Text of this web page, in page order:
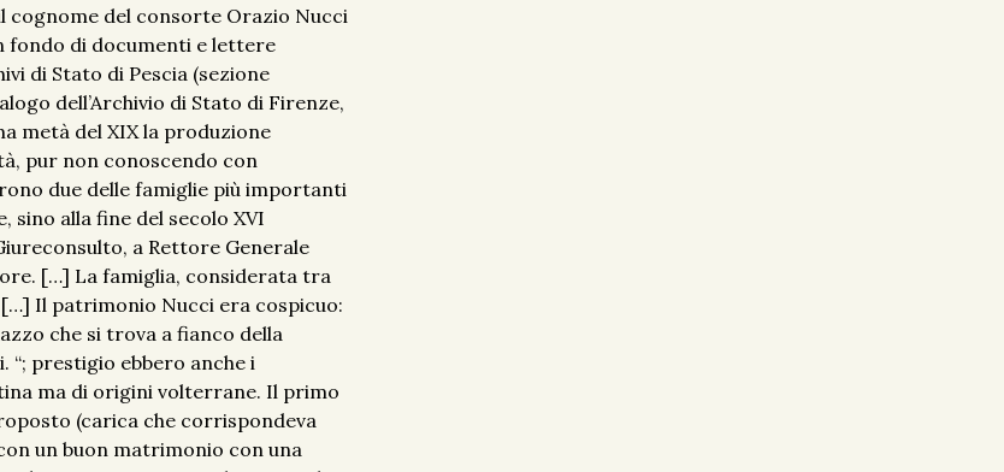
cognome del consorte Orazio Nucci
fondo di documenti e lettere
di Stato di Pescia (sezione
dell’Archivio di Stato di Firenze,
metà del XIX la produzione
pur non conoscendo con
due delle famiglie più importanti
sino alla fine del secolo XVI
a Rettore Generale
[…] La famiglia, considerata tra
[…] Il patrimonio Nucci era cospicuo:
che si trova a fianco della
prestigio ebbero anche i
ma di origini volterrane. Il primo
(carica che corrispondeva
un buon matrimonio con una